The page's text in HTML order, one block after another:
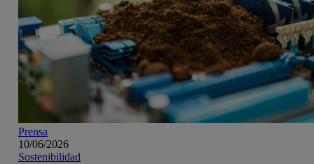
Prensa
10/06/2026
Sostenibilidad